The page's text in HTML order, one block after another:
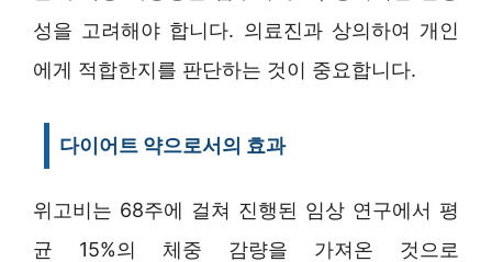
성을 고려해야 합니다. 의료진과 상의하여 개인
에게 적합한지를 판단하는 것이 중요합니다.
다이어트 약으로서의 효과
위고비는 68주에 걸쳐 진행된 임상 연구에서 평
균 15%의 체중 감량을 가져온 것으로